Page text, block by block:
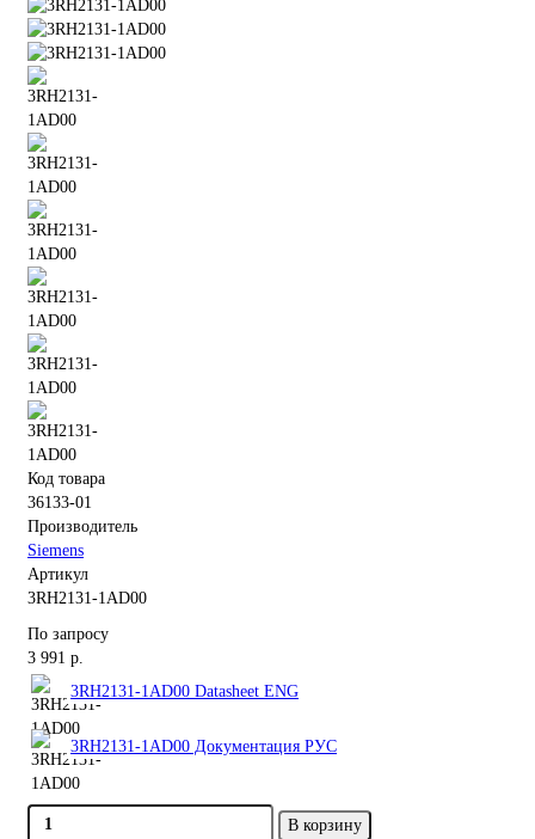
Код товара
36133-01
Производитель
Siemens
Артикул
3RH2131-1AD00
По запросу
3 991 р.
3RH2131-1AD00 Datasheet ENG
3RH2131-1AD00 Документация РУС
В корзину